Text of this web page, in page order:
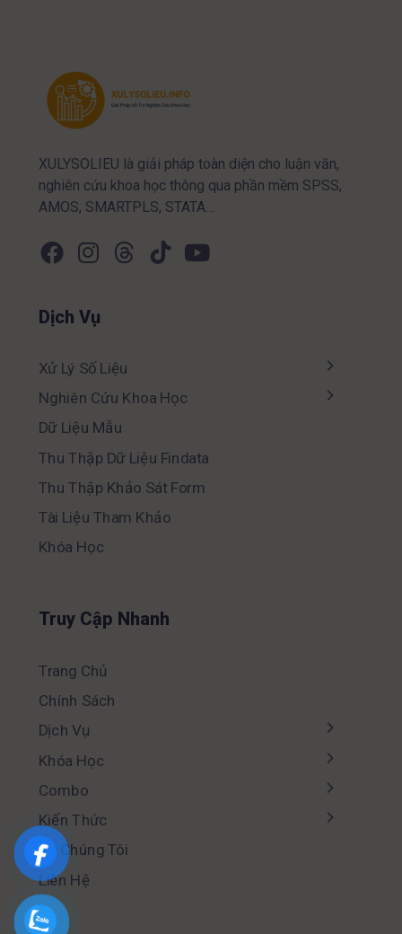
XULYSOLIEU là giải pháp toàn diện cho luận văn,
nghiên cứu khoa học thông qua phần mềm SPSS,
AMOS, SMARTPLS, STATA…
Dịch Vụ
Xử Lý Số Liệu
Nghiên Cứu Khoa Học
Dữ Liệu Mẫu
Thu Thập Dữ Liệu Findata
Thu Thập Khảo Sát Form
Tài Liệu Tham Khảo
Khóa Học
Truy Cập Nhanh
Trang Chủ
Chính Sách
Dịch Vụ
Khóa Học
Combo
Kiến Thức
Về Chúng Tôi
Liên Hệ